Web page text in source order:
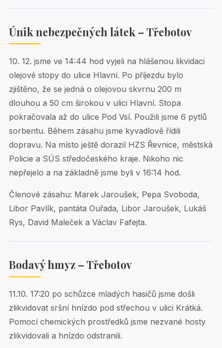
Únik nebezpečných látek – Třebotov
10. 12. jsme ve 14:44 hod vyjeli na hlášenou likvidaci
olejové stopy do ulice Hlavní. Po příjezdu bylo
zjištěno, že se jedná o olejovou skvrnu 200 m
dlouhou a 50 cm širokou v ulici Hlavní. Stopa
pokračovala až do ulice Pod Vsí. Použili jsme 6 pytlů
sorbentu. Během zásahu jsme kyvadlově řídili
dopravu. Na místo ještě dorazil HZS Řevnice, městská
Policie a SÚS středočeského kraje. Nikoho nic
nepřejelo a na základně jsme byli v 16:14 hod.
Členové zásahu: Marek Jaroušek, Pepa Svoboda,
Libor Pavlík, pantáta Ouřada, Libor Jaroušek, Lukáš
Rys, David Maleček a Václav Fafejta.
Bodavý hmyz – Třebotov
11.10. 17:20 po schůzce mladých hasičů jsme došli
zlikvidovat sršní hnízdo pod střechou v ulici Krátká.
Pomocí chemických prostředků jsme nezvané hosty
zlikvidovali a hnízdo odstranili.